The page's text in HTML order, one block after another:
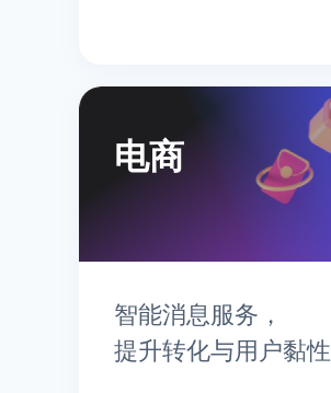
电商
智能消息服务，
提升转化与用户黏性